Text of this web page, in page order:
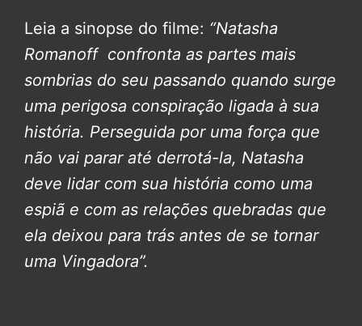
Leia a sinopse do filme: “Natasha
Romanoff confronta as partes mais
sombrias do seu passando quando surge
uma perigosa conspiração ligada à sua
história. Perseguida por uma força que
não vai parar até derrotá-la, Natasha
deve lidar com sua história como uma
espiã e com as relações quebradas que
ela deixou para trás antes de se tornar
uma Vingadora”.